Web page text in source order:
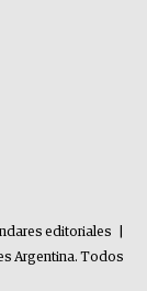
editoriales
Argentina. Todos